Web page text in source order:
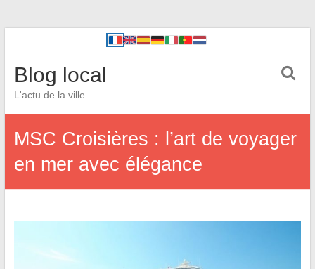
Blog local
L'actu de la ville
MSC Croisières : l’art de voyager
en mer avec élégance